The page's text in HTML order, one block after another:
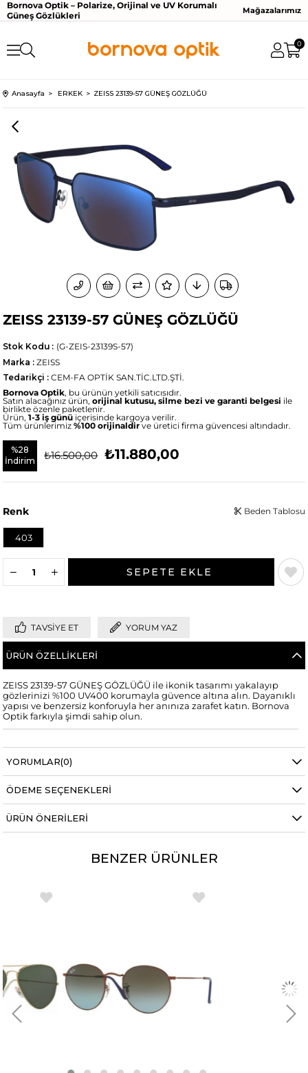
Bornova Optik – Polarize, Orijinal ve UV Korumalı
Güneş Gözlükleri
Mağazalarımız
0
Anasayfa ERKEK ZEISS 23139-57 GÜNEŞ GÖZLÜĞÜ
ZEISS 23139-57 GÜNEŞ GÖZLÜĞÜ
(G-ZEIS-23139S-57)
Stok Kodu
Marka : ZEISS
Tedarikçi : CEM-FA OPTİK SAN.TİC.LTD.ŞTİ.
Bornova Optik, bu ürünün yetkili satıcısıdır.
Satın alacağınız ürün,orijinal kutusu, silme bezi ve garanti belgesi ile
birlikte özenle paketlenir.
Ürün,1-3 iş günü içerisinde kargoya verilir.
Tüm ürünlerimiz%100 orijinaldirve üretici firma güvencesi altındadır.
%28
İndirim
₺16.500,00 ₺11.880,00
Renk
403
Beden Tablosu
TAVSIYE ET YORUM YAZ
ÜRÜN ÖZELLIKLERI
ZEISS 23139-57 GÜNEŞ GÖZLÜĞÜ ile ikonik tasarımı yakalayıp
gözlerinizi %100 UV400 korumayla güvence altına alın. Dayanıklı
yapısı ve benzersiz konforuyla her anınıza zarafet katın. Bornova
Optik farkıyla şimdi sahip olun.
YORUMLAR(0)
ÖDEME SEÇENEKLERI
ÜRÜN ÖNERILERI
BENZER ÜRÜNLER